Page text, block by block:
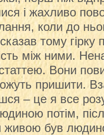
і жахливо
коли до
тому
між ними.
Вони
пришити.
– це я все
потім,
живою був